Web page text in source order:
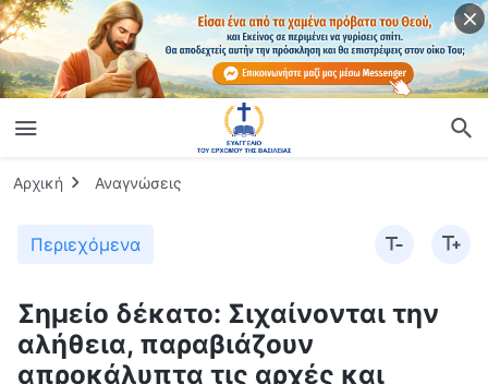
Αρχική Αναγνώσεις
Περιεχόμενα
Σημείο δέκατο: Σιχαίνονται την
αλήθεια, παραβιάζουν
απροκάλυπτα τις αρχές και